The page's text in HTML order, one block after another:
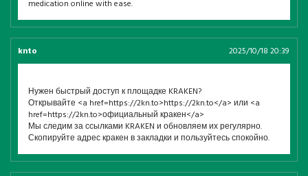
medication online with ease.
knto 2025/10/18 20:39
Нужен быстрый доступ к площадке KRAKEN?
Открывайте <a href=https://2kn.to>https://2kn.to</a> или <a
href=https://2kn.to>официальный кракен</a>
Мы следим за ссылками KRAKEN и обновляем их регулярно.
Скопируйте адрес кракен в закладки и пользуйтесь спокойно.